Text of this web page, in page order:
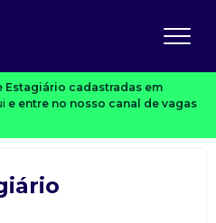
Estagiário cadastradas em
e entre no nosso canal de vagas